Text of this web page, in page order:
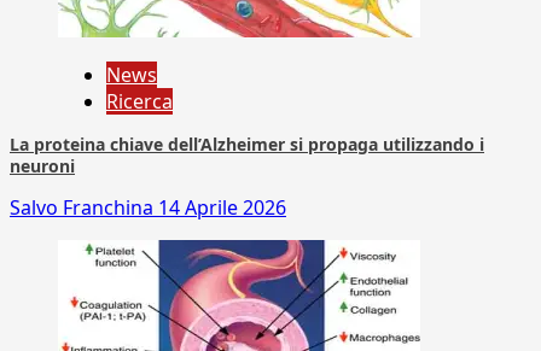
News
Ricerca
La proteina chiave dell’Alzheimer si propaga utilizzando i
neuroni
Salvo Franchina 14 Aprile 2026